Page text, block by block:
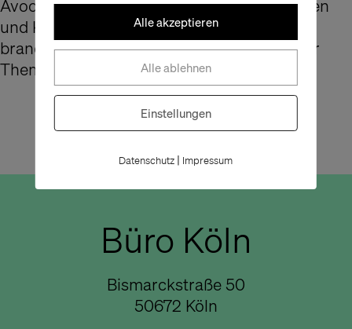
Avocado und Dattelcreme, frischen Brötchen
und Kaffeespezialität besprechen wir die
brandheißen News der letzten Wochen oder
Themen zum aktuellen Tagesgeschehen.
Büro Köln
Bismarckstraße 50
50672 Köln
Alle akzeptieren
Alle ablehnen
Einstellungen
Datenschutz | Impressum